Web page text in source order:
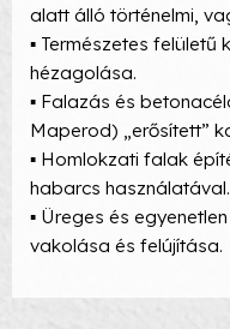
alatt álló történelmi,
▪ Természetes
hézagolása.
▪ Falazás és
Maperod) „erősített”
▪ Homlokzati falak
habarcs használatával.
▪ Üreges és
vakolása és felújítása.